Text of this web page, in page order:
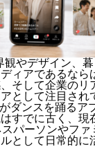
観やデザイン、
ィアであるなら
そして企業のリ
として注目され
ダンスを踊るア
すでに古く、現
パーソンやファ
として日常的に